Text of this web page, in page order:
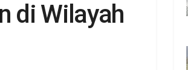
di Wilayah